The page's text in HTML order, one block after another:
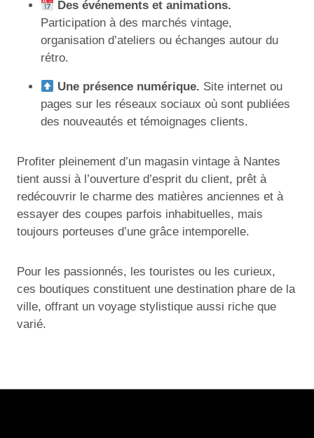
Des événements et animations.
Participation à des marchés vintage,
organisation d’ateliers ou échanges autour du
rétro.
Une présence numérique. Site internet ou
pages sur les réseaux sociaux où sont publiées
des nouveautés et témoignages clients.
Profiter pleinement d’un magasin vintage à Nantes
tient aussi à l’ouverture d’esprit du client, prêt à
redécouvrir le charme des matières anciennes et à
essayer des coupes parfois inhabituelles, mais
toujours porteuses d’une grâce intemporelle.
Pour les passionnés, les touristes ou les curieux,
ces boutiques constituent une destination phare de la
ville, offrant un voyage stylistique aussi riche que
varié.